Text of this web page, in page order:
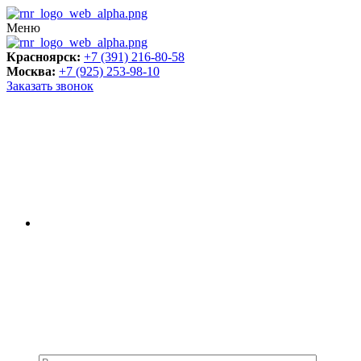
Меню
Красноярск: +7 (391) 216-80-58
Москва: +7 (925) 253-98-10
Заказать звонок